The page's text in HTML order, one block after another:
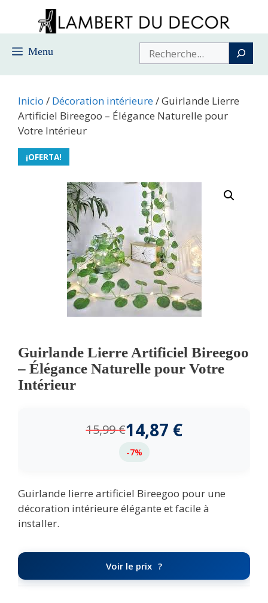
contenido
Menu Buscar
Inicio / Décoration intérieure/ Guirlande Lierre
Artificiel Bireegoo – Élégance Naturelle pour
Votre Intérieur
¡OFERTA!
Guirlande Lierre Artificiel Bireegoo
– Élégance Naturelle pour Votre
Intérieur
15,99€14,87 €
-7%
Guirlande lierre artificiel Bireegoo pour une
décoration intérieure élégante et facile à
installer.
Voir le prix